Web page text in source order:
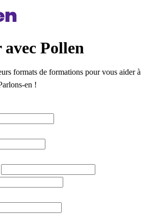
Pollen
formats de formations pour vous aider à
en !